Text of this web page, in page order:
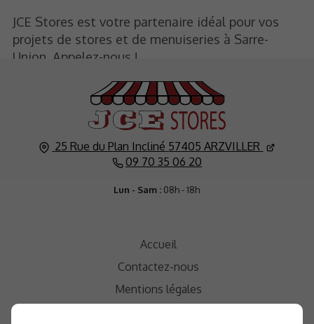
JCE Stores est votre partenaire idéal pour vos
projets de stores et de menuiseries à Sarre-
Union. Appelez-nous !
25 Rue du Plan Incliné 57405 ARZVILLER
09 70 35 06 20
Lun - Sam : 08h - 18h
Accueil
Contactez-nous
Mentions légales